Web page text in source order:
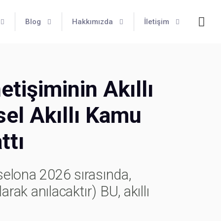
Blog Hakkımızda İletişim
Akıllı
Akıllı Kamu
2026 sırasında,
anılacaktır) BU, akıllı